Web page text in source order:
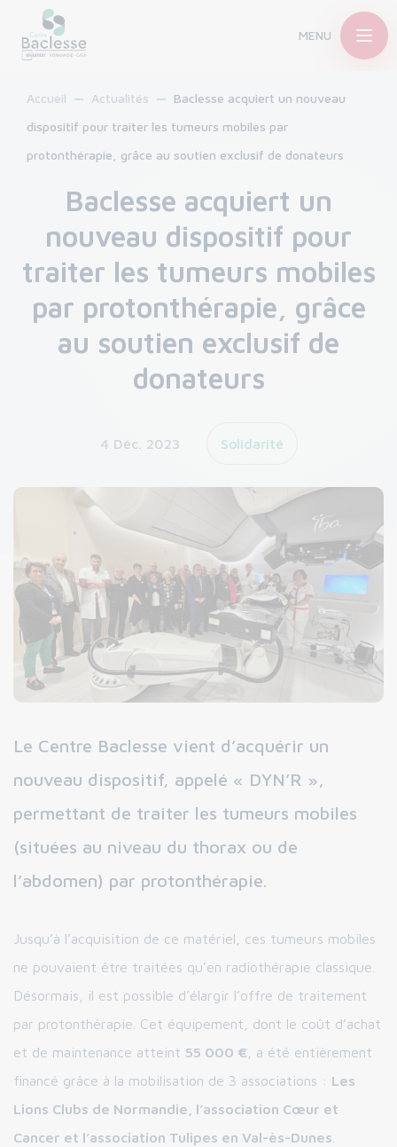
MENU
Accueil Actualités
Baclesse acquiert un nouveau
dispositif pour traiter les tumeurs mobiles par
protonthérapie, grâce au soutien exclusif de donateurs
Baclesse acquiert un
nouveau dispositif pour
traiter les tumeurs mobiles
par protonthérapie, grâce
au soutien exclusif de
donateurs
4 Déc. 2023 Solidarité
Le Centre Baclesse vient d’acquérir un
nouveau dispositif, appelé « DYN’R »,
permettant de traiter les tumeurs mobiles
(situées au niveau du thorax ou de
l’abdomen) par protonthérapie.
Jusqu’à l’acquisition de ce matériel, ces tumeurs mobiles
ne pouvaient être traitées qu’en radiothérapie classique.
Désormais, il est possible d’élargir l’offre de traitement
par protonthérapie. Cet équipement, dont le coût d’achat
et de maintenance atteint 55 000 € , a été entièrement
financé grâce à la mobilisation de 3 associations : Les
Lions Clubs de Normandie, l’association Cœur et
Cancer et l’association Tulipes en Val-ès-Dunes